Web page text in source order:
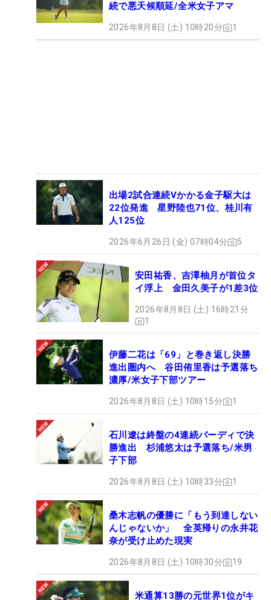
続で悪天候順延/全米女子アマ
2026年8月8日 (土) 10時20分 1
出場2試合連続Vかかる金子駆大は
22位発進 星野陸也71位、桂川有
人125位
2026年6月26日 (金) 07時04分 5
安田祐香、吉澤柚月が首位タ
イ浮上 金田久美子が1差3位
2026年8月8日 (土) 16時21分
1
伊藤二花は「69」と巻き返し決勝
進出圏内へ 谷田侑里香は予選落ち
濃厚/米女子下部ツアー
2026年8月8日 (土) 10時15分 1
石川遼は終盤の4連続バーディで決
勝進出 杉浦悠太は予選落ち/米男
子下部
2026年8月8日 (土) 10時33分 1
桑木志帆の優勝に「もう到達しない
んじゃないか」 全英帰りの永井花
奈が受け止めた現実
2026年8月8日 (土) 10時30分 19
米通算13勝の元世界1位がキ